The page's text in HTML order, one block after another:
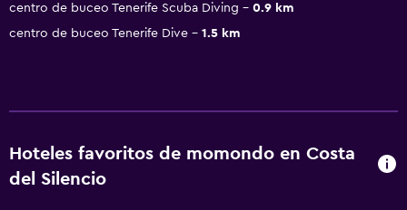
centro de buceo Tenerife Scuba Diving
0.9 km
centro de buceo Tenerife Dive
1.5 km
Hoteles favoritos de momondo en Costa
del Silencio